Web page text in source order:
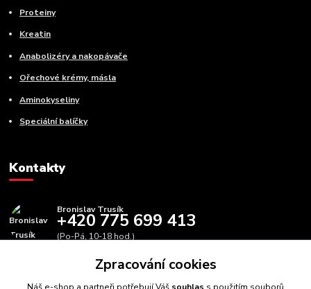
Proteiny
Kreatin
Anabolizéry a nakopávače
Ořechové krémy, másla
Aminokyseliny
Speciální balíčky
Kontakty
Bronislav Trusík
+420 775 699 413
(Po-Pá, 10-18 hod.)
info@bbfitness.czZpracování cookies
Náš e-shop a partneři potřebují Váš souhlas s použitím souborů